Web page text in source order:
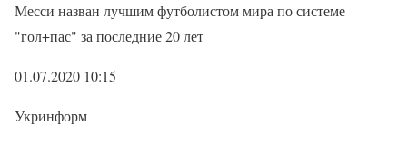
Месси назван лучшим футболистом мира по системе
"гол+пас" за последние 20 лет
01.07.2020 10:15
Укринформ